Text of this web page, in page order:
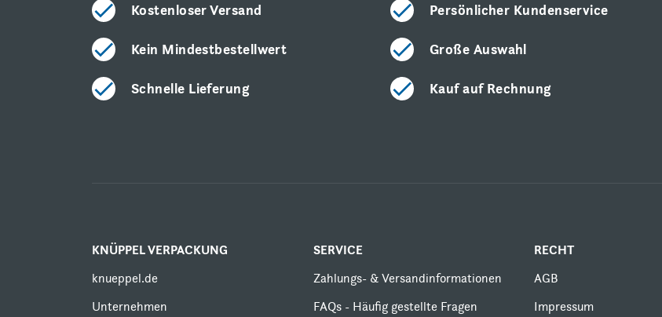
Kostenloser Versand
Kein Mindestbestellwert
Schnelle Lieferung
Persönlicher Kundenservice
Große Auswahl
Kauf auf Rechnung
KNÜPPEL VERPACKUNG
knueppel.de
Unternehmen
SERVICE
Zahlungs- & Versandinformationen
FAQs - Häufig gestellte Fragen
RECHT
AGB
Impressum